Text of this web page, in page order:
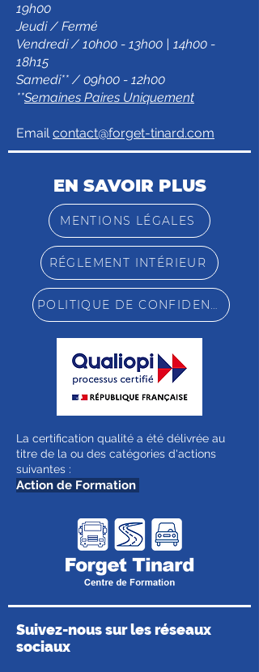
19h00
Jeudi / Fermé
Vendredi / 10h00 - 13h00 | 14h00 -
18h15
Samedi** / 09h00 - 12h00
**Semaines Paires Uniquement
Emailcontact@forget-tinard.com
EN SAVOIR PLUS
MENTIONS LÉGALES
RÉGLEMENT INTÉRIEUR
POLITIQUE DE CONFIDENTIALITÉ
La certification qualité a été délivrée au
titre de la ou des catégories d'actions
suivantes :
Action de Formation
Suivez-nous sur les réseaux
sociaux